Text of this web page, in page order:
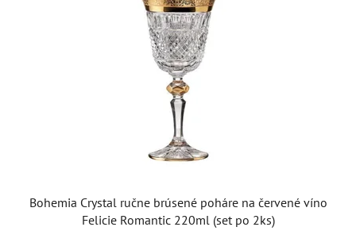
Bohemia Crystal ručne brúsené poháre na červené víno
Felicie Romantic 220ml (set po 2ks)